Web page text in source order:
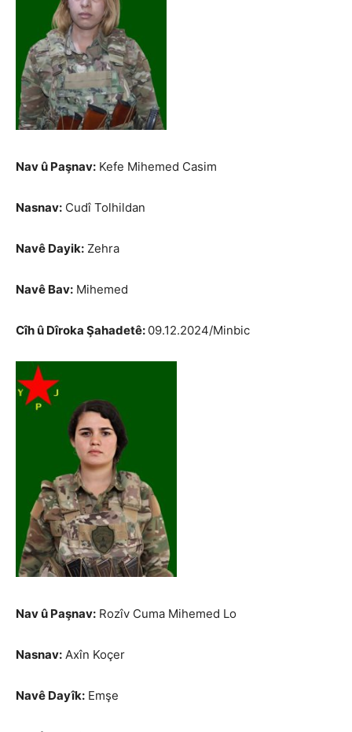
Nav û Paşnav: Kefe Mihemed Casim
Nasnav: Cudî Tolhildan
Navê Dayik: Zehra
Navê Bav: Mihemed
Cîh û Dîroka Şahadetê: 09.12.2024/Minbic
Nav û Paşnav: Rozîv Cuma Mihemed Lo
Nasnav: Axîn Koçer
Navê Dayîk: Emşe